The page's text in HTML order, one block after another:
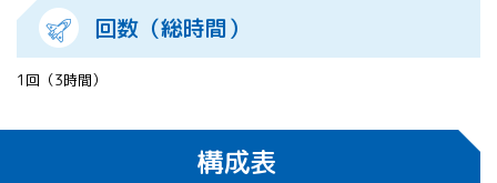
ム
回数（総時間）
1回（3時間）
構成表